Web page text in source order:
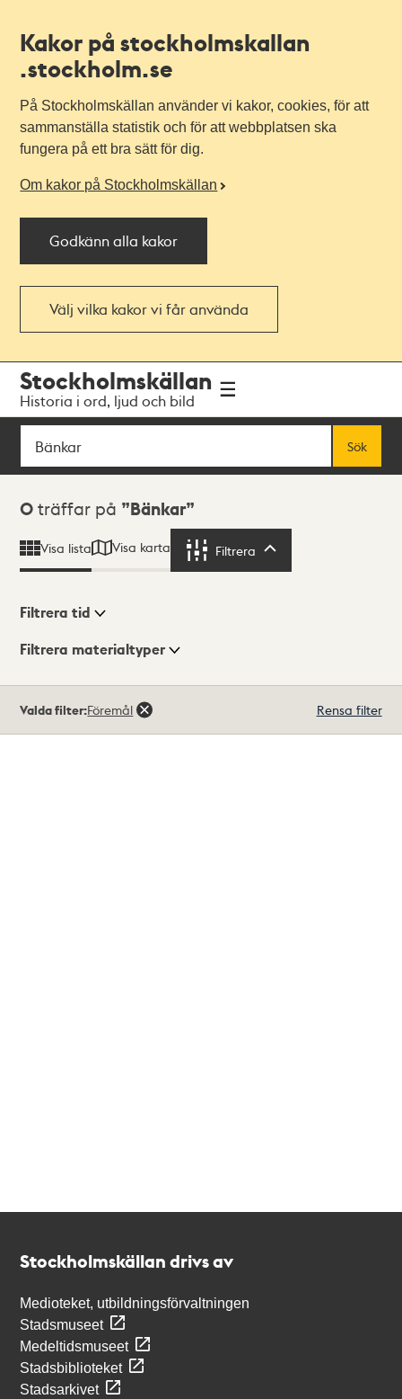
Kakor på stockholmskallan
.stockholm.se
På Stockholmskällan använder vi kakor, cookies, för att
sammanställa statistik och för att webbplatsen ska
fungera på ett bra sätt för dig.
Om kakor på Stockholmskällan
Godkänn alla kakor
Välj vilka kakor vi får använda
navigationen
huvudinnehållet
Stockholmskällan
Historia i ord, ljud och bild
Sök
Sök
Sökresultat
0 träffar på Bänkar
Visa lista Visa karta Filtrera
Visningsläge
Filtrera tid
Filtrera materialtyper
träffar
Valda filter:Föremål Rensa filter
Stockholmskällan drivs av
Medioteket, utbildningsförvaltningen
Stadsmuseet
Medeltidsmuseet
Stadsbiblioteket
Stadsarkivet